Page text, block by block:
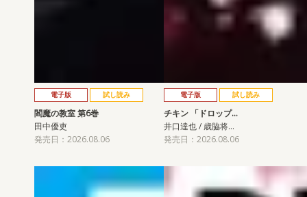
電子版 試し読み
閻魔の教室 第6巻
田中優吏
発売日：2026.08.06
電子版 試し読み
チキン 「ドロップ…
井口達也 / 歳脇将…
発売日：2026.08.06